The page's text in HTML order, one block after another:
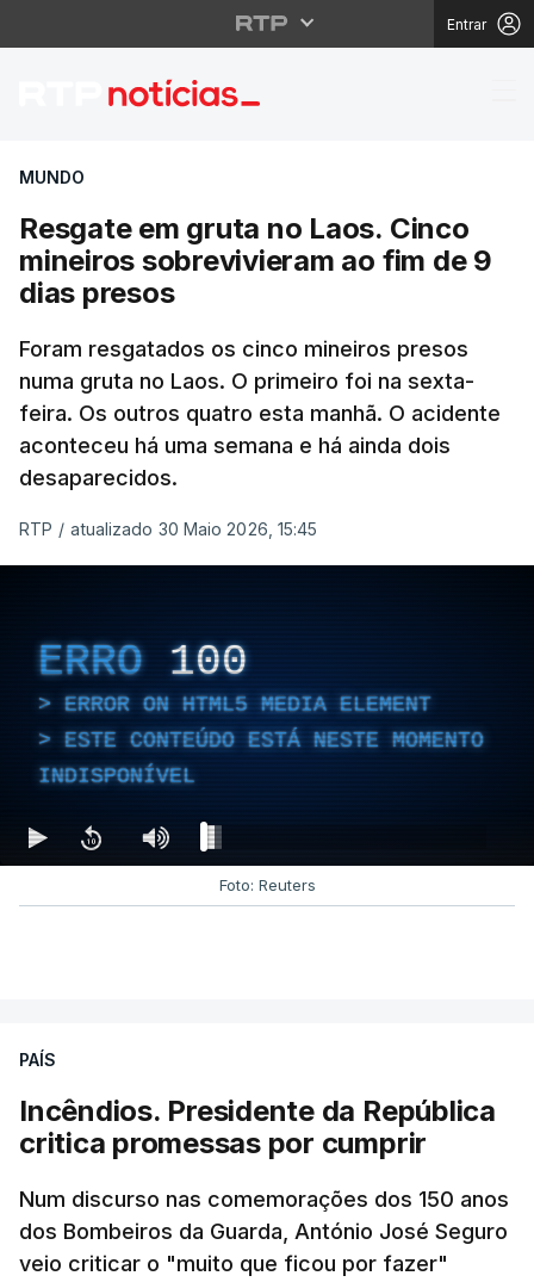
Entrar
Resgate em gruta no
MUNDO
Resgate em gruta no Laos. Cinco
mineiros sobrevivieram ao fim de 9
dias presos
Foram resgatados os cinco mineiros presos
numa gruta no Laos. O primeiro foi na sexta-
feira. Os outros quatro esta manhã. O acidente
aconteceu há uma semana e há ainda dois
desaparecidos.
RTP / atualizado 30 Maio 2026, 15:45
ERRO 100
ERROR ON HTML5 MEDIA ELEMENT
ESTE CONTEÚDO ESTÁ NESTE MOMENTO
INDISPONÍVEL
Foto: Reuters
PAÍS
Incêndios. Presidente da República
critica promessas por cumprir
Num discurso nas comemorações dos 150 anos
dos Bombeiros da Guarda, António José Seguro
veio criticar o "muito que ficou por fazer"